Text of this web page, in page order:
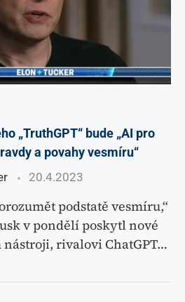
„TruthGPT“ bude „AI pro
a povahy vesmíru“
20.4.2023
podstatě vesmíru,“
v pondělí poskytl nové
nástroji, rivalovi ChatGPT…